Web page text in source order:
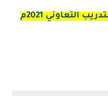
شاهد ايضا : بدء استقبال برنامج التدريب التعاوني 2021م